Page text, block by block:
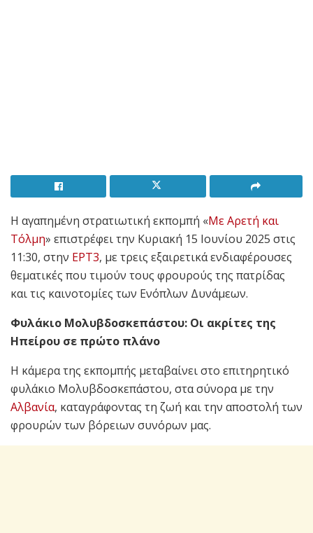
Η αγαπημένη στρατιωτική εκπομπή «Με Αρετή και
Τόλμη» επιστρέφει την Κυριακή 15 Ιουνίου 2025 στις
11:30, στην ΕΡΤ3, με τρεις εξαιρετικά ενδιαφέρουσες
θεματικές που τιμούν τους φρουρούς της πατρίδας
και τις καινοτομίες των Ενόπλων Δυνάμεων.
Φυλάκιο Μολυβδοσκεπάστου: Οι ακρίτες της
Ηπείρου σε πρώτο πλάνο
Η κάμερα της εκπομπής μεταβαίνει στο επιτηρητικό
φυλάκιο Μολυβδοσκεπάστου, στα σύνορα με την
Αλβανία, καταγράφοντας τη ζωή και την αποστολή των
φρουρών των βόρειων συνόρων μας.